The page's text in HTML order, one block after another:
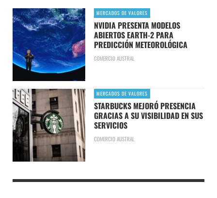
MERCADOS DE VALORES
NVIDIA PRESENTA MODELOS
ABIERTOS EARTH-2 PARA
PREDICCIÓN METEOROLÓGICA
COMERCIO AUSTRAL
MERCADOS DE VALORES
STARBUCKS MEJORÓ PRESENCIA
GRACIAS A SU VISIBILIDAD EN SUS
SERVICIOS
COMERCIO AUSTRAL